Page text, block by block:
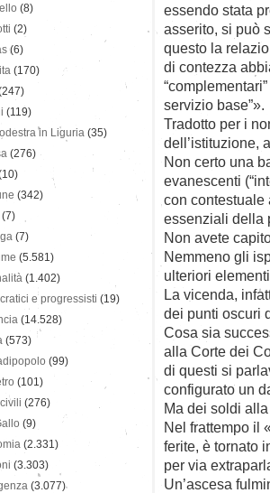
essendo stata
asserito, si può
questo la
di contezza
servizio base”».
Tradotto per i
dell’istituzione,
Non certo una
evanescenti
con contestuale
essenziali della
Non avete
Nemmeno gli
ulteriori
La vicenda,
dei punti oscuri
Cosa sia
alla Corte dei
di questi si
configurato un
Ma dei soldi
Nel frattempo il
ferite, è tornato
per via
Un’ascesa
(8)
(2)
(6)
(170)
(119)
in Liguria (35)
(276)
(342)
(7)
(7)
(5.581)
(1.402)
e progressisti (19)
(14.528)
(573)
(99)
(101)
(276)
(9)
(2.331)
(3.303)
(3.077)